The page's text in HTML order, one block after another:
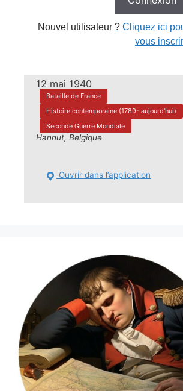
Nouvel utilisateur ?Cliquez ici
vous
12 mai 1940
Bataille de France
Histoire contemporaine (1789- aujourd'hui)
Seconde Guerre Mondiale
Hannut, Belgique
Ouvrir dans l’application